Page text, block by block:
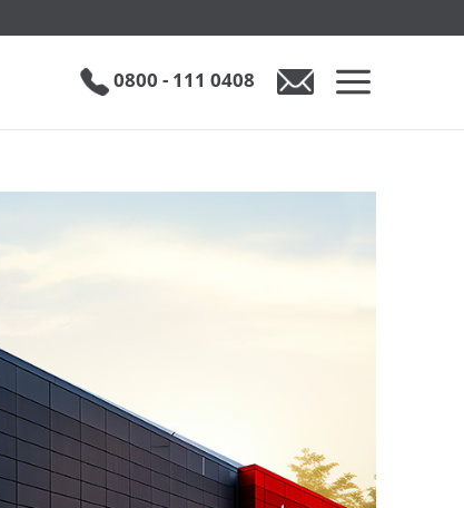
0800 - 111 0408